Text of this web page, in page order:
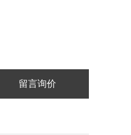
务。
留言询价